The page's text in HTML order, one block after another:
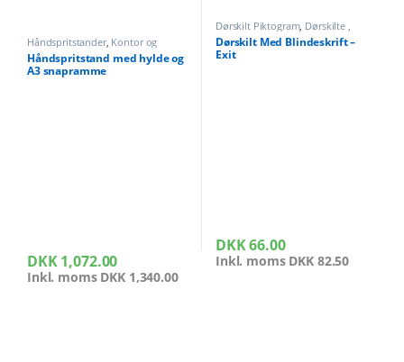
Håndspritstander, Kontor og
butikudstyr
Håndspritstand med hylde og
A3 snapramme
DKK1,072.00
Inkl. moms DKK 1,340.00
Dørskilt Piktogram, Dørskilte ,
Infoskilte ,Kontor og butikudstyr
Dørskilt Med Blindeskrift –
Exit
DKK66.00
Inkl. moms DKK 82.50